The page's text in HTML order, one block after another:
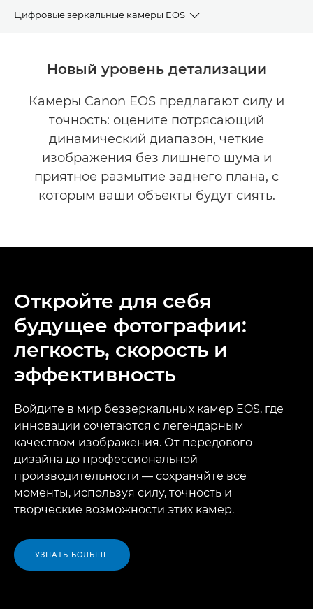
Цифровые зеркальные камеры EOS
Новый уровень детализации
Камеры Canon EOS предлагают силу и
точность: оцените потрясающий
динамический диапазон, четкие
изображения без лишнего шума и
приятное размытие заднего плана, с
которым ваши объекты будут сиять.
Откройте для себя
будущее фотографии:
легкость, скорость и
эффективность
Войдите в мир беззеркальных камер EOS, где
инновации сочетаются с легендарным
качеством изображения. От передового
дизайна до профессиональной
производительности — сохраняйте все
моменты, используя силу, точность и
творческие возможности этих камер.
УЗНАТЬ БОЛЬШЕ